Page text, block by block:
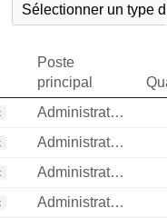
Sélectionner un type
Poste
principal
Administrateur
Administrateur
Administrateur
Administrateur